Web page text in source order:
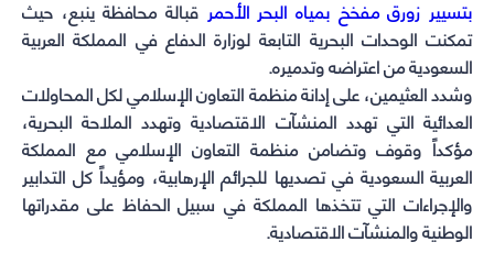
بتسيير زورق مفخخ بمياه البحر الأحمر قبالة محافظة ينبع، حيث
تمكنت الوحدات البحرية التابعة لوزارة الدفاع في المملكة العربية
السعودية من اعتراضه وتدميره.
وشدد العثيمين، على إدانة منظمة التعاون الإسلامي لكل المحاولات
العدائية التي تهدد المنشآت الاقتصادية وتهدد الملاحة البحرية،
مؤكداً وقوف وتضامن منظمة التعاون الإسلامي مع المملكة
العربية السعودية في تصديها للجرائم الإرهابية، ومؤيداً كل التدابير
والإجراءات التي تتخذها المملكة في سبيل الحفاظ على مقدراتها
الوطنية والمنشآت الاقتصادية.
new
window)
new
window)
new
window)
new
window)